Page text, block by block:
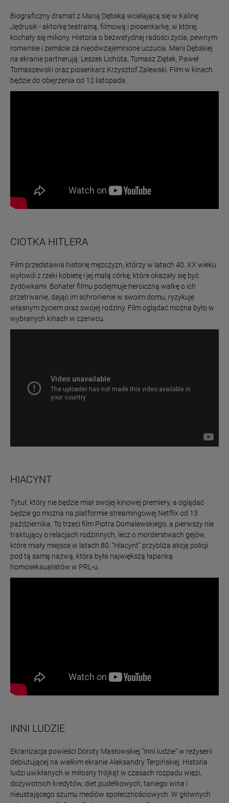
Biograficzny dramat z Marią Dębską wcielającą się w Kalinę
Jędrusik - aktorkę teatralną, filmową i piosenkarkę, w której
kochały się miliony. Historia o bezwstydnej radości życia, pewnym
romansie i zemście za nieodwzajemnione uczucia. Marii Dębskiej
na ekranie partnerują: Leszek Lichota, Tomasz Ziętek, Paweł
Tomaszewski oraz piosenkarz Krzysztof Zalewski. Film w kinach
będzie do obejrzenia od 12 listopada.
CIOTKA HITLERA
Film przedstawia historię mężczyzn, którzy w latach 40. XX wieku
wyłowili z rzeki kobietę i jej małą córkę, które okazały się być
żydówkami. Bohater filmu podejmuje heroiczną walkę o ich
przetrwanie, dając im schronienie w swoim domu, ryzykuje
własnym życiem oraz swojej rodziny. Film oglądać można było w
wybranych kinach w czerwcu.
HIACYNT
Tytuł, który nie będzie miał swojej kinowej premiery, a oglądać
będzie go można na platformie streamingowej Netflix od 13
października. To trzeci film Piotra Domalewskiego, a pierwszy nie
traktujący o relacjach rodzinnych, lecz o morderstwach gejów,
które miały miejsce w latach 80. “Hiacynt” przybliża akcję policji
pod tą samą nazwą, która była największą łapanką
homoseksualistów w PRL-u.
INNI LUDZIE
Ekranizacja powieści Doroty Masłowskiej “Inni ludzie” w reżyserii
debiutującej na wielkim ekranie Aleksandry Terpińskiej. Historia
ludzi uwikłanych w miłosny trójkąt w czasach rozpadu więzi,
dożywotnich kredytów, diet pudełkowych, taniego wina i
nieustającego szumu mediów społecznościowych. W głównych